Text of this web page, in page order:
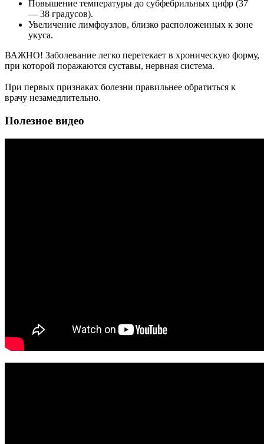
Повышение температуры до субфебрильных цифр (37
— 38 градусов).
Увеличение лимфоузлов, близко расположенных к зоне
укуса.
ВАЖНО! Заболевание легко перетекает в хроническую форму,
при которой поражаются суставы, нервная система.
При первых признаках болезни правильнее обратиться к
врачу незамедлительно.
Полезное видео